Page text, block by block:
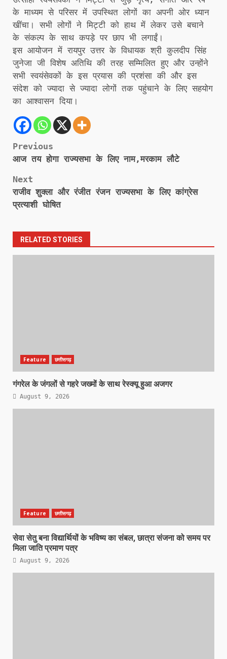
के माध्यम से परिसर में उपस्थित लोगों का अपनी ओर ध्यान
खींचा। सभी लोगों ने मिट्टी को हाथ में लेकर उसे बचाने
के संकल्प के साथ कपड़े पर छाप भी लगाईं।
इस आयोजन में रायपुर उत्तर के विधायक श्री कुलदीप सिंह
जुनेजा जी विशेष अतिथि की तरह सम्मिलित हुए और उन्होंने
सभी स्वयंसेवकों के इस प्रयास की प्रशंसा की और इस
संदेश को ज्यादा से ज्यादा लोगों तक पहुंचाने के लिए सहयोग
का आश्वासन दिया।
Post
Previous
आज तय होगा राज्यसभा के लिए नाम,मरकाम लौटे
Next
राजीव शुक्ला और रंजीत रंजन राज्यसभा के लिए कांग्रेस
प्रत्याशी घोषित
RELATED STORIES
Feature छत्तीसगढ़
गंगरेल के जंगलों से गहरे जख्मों के साथ रेस्क्यू हुआ अजगर
August 9, 2026
Feature छत्तीसगढ़
सेवा सेतु बना विद्यार्थियों के भविष्य का संबल, छात्रा संजना को समय पर
मिला जाति प्रमाण पत्र
August 9, 2026